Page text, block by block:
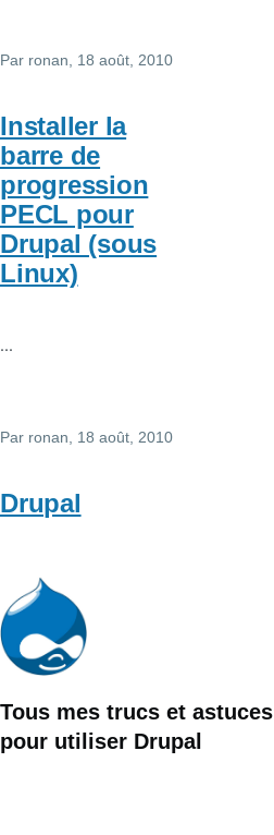
Par ronan , 18 août, 2010
Installer la
barre de
progression
PECL pour
Drupal (sous
Linux)
...
Par ronan , 18 août, 2010
Drupal
Tous mes trucs et astuces
pour utiliser Drupal